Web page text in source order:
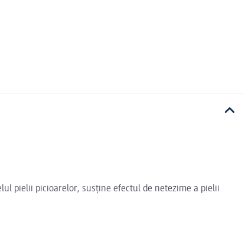
pielii picioarelor, susține efectul de netezime a pielii